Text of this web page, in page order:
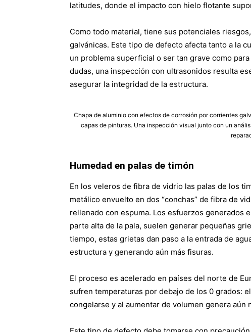
latitudes, donde el impacto con hielo flotante
Como todo material, tiene sus potenciales
galvánicas. Este tipo de defecto afecta tanto a la
un problema superficial o ser tan grave como
dudas, una inspección con ultrasonidos resulta
asegurar la integridad de la estructura.
Chapa de aluminio con efectos de corrosión por corrientes
capas de pinturas. Una inspección visual junto con un
Humedad en palas de timón
En los veleros de fibra de vidrio las palas de los
metálico envuelto en dos “conchas” de fibra de
rellenado con espuma. Los esfuerzos
parte alta de la pala, suelen generar pequeñas
tiempo, estas grietas dan paso a la entrada de
estructura y generando aún más fisuras.
El proceso es acelerado en países del norte de
sufren temperaturas por debajo de los 0 grados:
congelarse y al aumentar de volumen genera aún